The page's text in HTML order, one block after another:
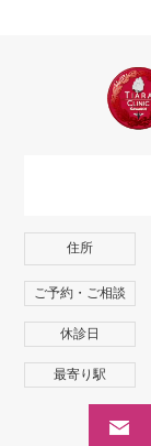
住所
ご予約・ご相談
休診日
最寄り駅